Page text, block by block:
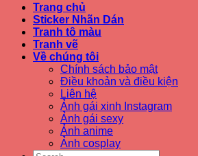
Trang chủ
Sticker Nhãn Dán
Tranh tô màu
Tranh vẽ
Về chúng tôi
Chính sách bảo mật
Điều khoản và điều kiện
Liên hệ
Ảnh gái xinh Instagram
Ảnh gái sexy
Ảnh anime
Ảnh cosplay